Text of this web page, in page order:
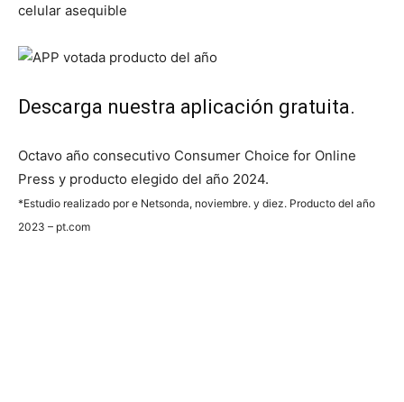
celular asequible
Descarga nuestra aplicación gratuita.
Octavo año consecutivo Consumer Choice for Online
Press y producto elegido del año 2024.
*Estudio realizado por e Netsonda, noviembre. y diez. Producto del año
2023 – pt.com